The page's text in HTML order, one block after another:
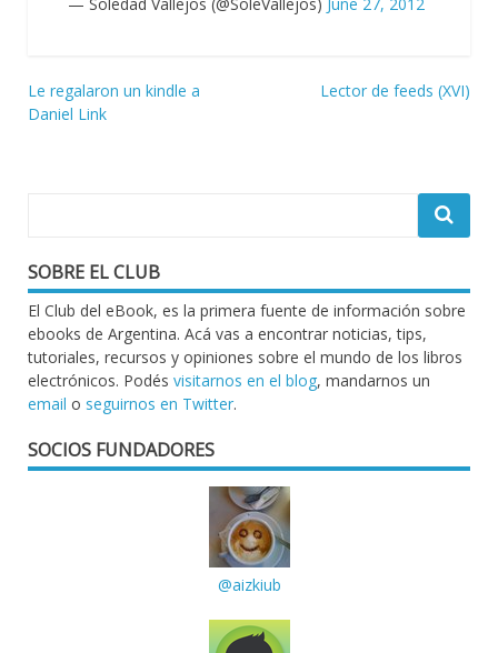
Navegación
de
Le regalaron un kindle a
Daniel Link
Lector de feeds (XVI)
SOBRE EL CLUB
El Club del eBook, es la primera fuente de información sobre
ebooks de Argentina. Acá vas a encontrar noticias, tips,
tutoriales, recursos y opiniones sobre el mundo de los libros
electrónicos. Podés visitarnos en el blog, mandarnos un
email o seguirnos en Twitter.
SOCIOS FUNDADORES
@aizkiub